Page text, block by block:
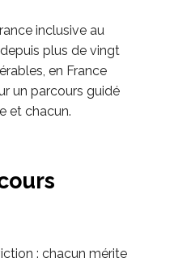
inclusive au
plus de vingt
en France
un parcours guidé
et chacun.
: chacun mérite